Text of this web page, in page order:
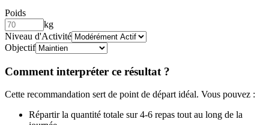
Poids
kg
Niveau d'Activité
Objectif
Comment interpréter ce résultat ?
Cette recommandation sert de point de départ idéal. Vous pouvez :
Répartir la quantité totale sur 4-6 repas tout au long de la